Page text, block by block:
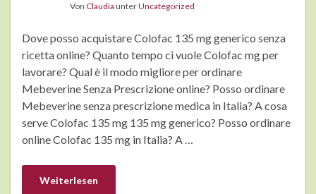
Von Claudia unterUncategorized
Dove posso acquistare Colofac 135 mg generico senza
ricetta online? Quanto tempo ci vuole Colofac mg per
lavorare? Qual è il modo migliore per ordinare
Mebeverine Senza Prescrizione online? Posso ordinare
Mebeverine senza prescrizione medica in Italia? A cosa
serve Colofac 135 mg 135 mg generico? Posso ordinare
online Colofac 135 mg in Italia? A …
Weiterlesen